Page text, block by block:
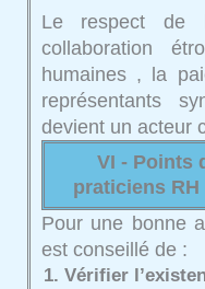
Le respect de
collaboration
humaines , la
représentants
devient un acteur
VI - Points
praticiens
Pour une bonne
est conseillé de :
1. Vérifier